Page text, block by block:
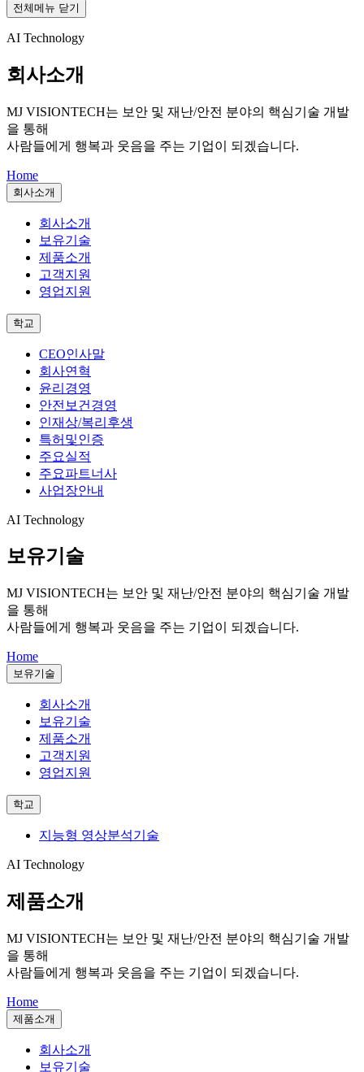
전체메뉴 닫기
AI Technology
회사소개
MJ VISIONTECH는 보안 및 재난/안전 분야의 핵심기술 개발
을 통해
사람들에게 행복과 웃음을 주는 기업이 되겠습니다.
Home
회사소개
회사소개
보유기술
제품소개
고객지원
영업지원
학교
CEO인사말
회사연혁
윤리경영
안전보건경영
인재상/복리후생
특허및인증
주요실적
주요파트너사
사업장안내
AI Technology
보유기술
MJ VISIONTECH는 보안 및 재난/안전 분야의 핵심기술 개발
을 통해
사람들에게 행복과 웃음을 주는 기업이 되겠습니다.
Home
보유기술
회사소개
보유기술
제품소개
고객지원
영업지원
학교
지능형 영상분석기술
AI Technology
제품소개
MJ VISIONTECH는 보안 및 재난/안전 분야의 핵심기술 개발
을 통해
사람들에게 행복과 웃음을 주는 기업이 되겠습니다.
Home
제품소개
회사소개
보유기술